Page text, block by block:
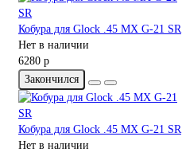
Кобура для Glock .45 MX G-21 SR
Нет в наличии
6280 р
Закончился
Кобура для Glock .45 MX G-21 SR
Нет в наличии